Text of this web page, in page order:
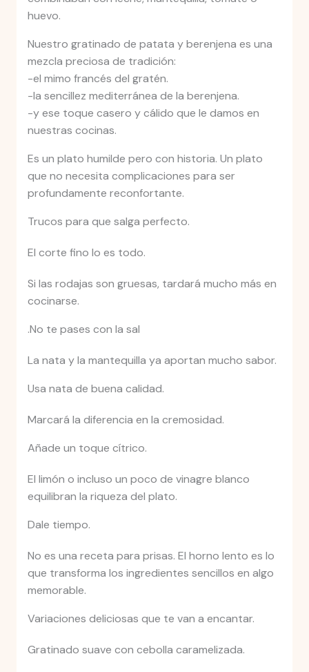
huevo.
Nuestro gratinado de patata y berenjena es una
mezcla preciosa de tradición:
-el mimo francés del gratén.
-la sencillez mediterránea de la berenjena.
-y ese toque casero y cálido que le damos en
nuestras cocinas.
Es un plato humilde pero con historia. Un plato
que no necesita complicaciones para ser
profundamente reconfortante.
Trucos para que salga perfecto.
El corte fino lo es todo.
Si las rodajas son gruesas, tardará mucho más en
cocinarse.
.No te pases con la sal
La nata y la mantequilla ya aportan mucho sabor.
Usa nata de buena calidad.
Marcará la diferencia en la cremosidad.
Añade un toque cítrico.
El limón o incluso un poco de vinagre blanco
equilibran la riqueza del plato.
Dale tiempo.
No es una receta para prisas. El horno lento es lo
que transforma los ingredientes sencillos en algo
memorable.
Variaciones deliciosas que te van a encantar.
Gratinado suave con cebolla caramelizada.